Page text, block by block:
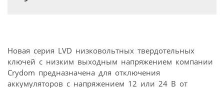
Новая серия LVD низковольтных твердотельных
ключей с низким выходным напряжением компании
Crydom предназначена для отключения
аккумуляторов с напряжением 12 или 24 В от